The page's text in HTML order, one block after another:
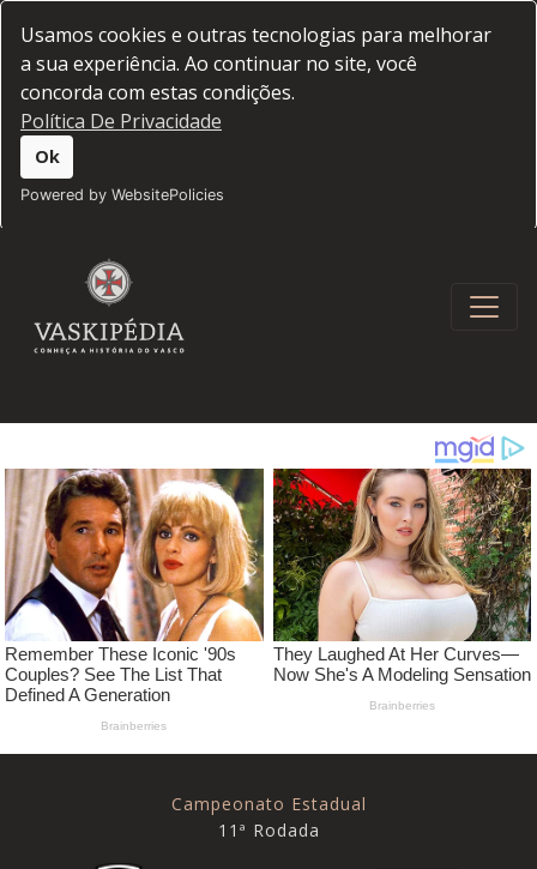
Usamos cookies e outras tecnologias para melhorar
a sua experiência. Ao continuar no site, você
concorda com estas condições.
Política De Privacidade
Ok
Powered by WebsitePolicies
Campeonato Estadual
11ª Rodada